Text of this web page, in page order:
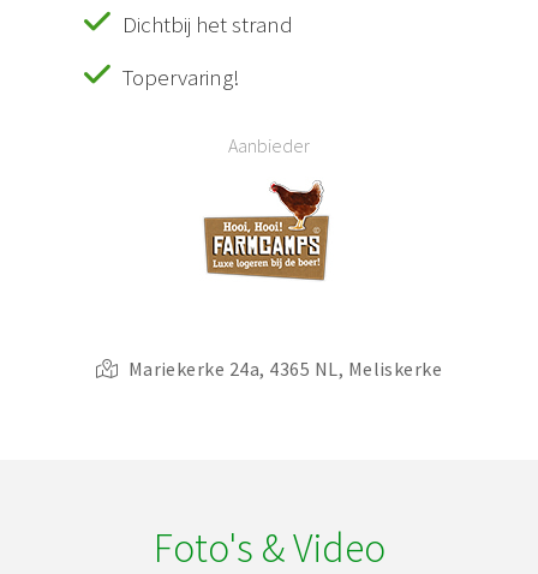
Dichtbij het strand
Topervaring!
Aanbieder
Mariekerke 24a, 4365 NL, Meliskerke
Foto's & Video